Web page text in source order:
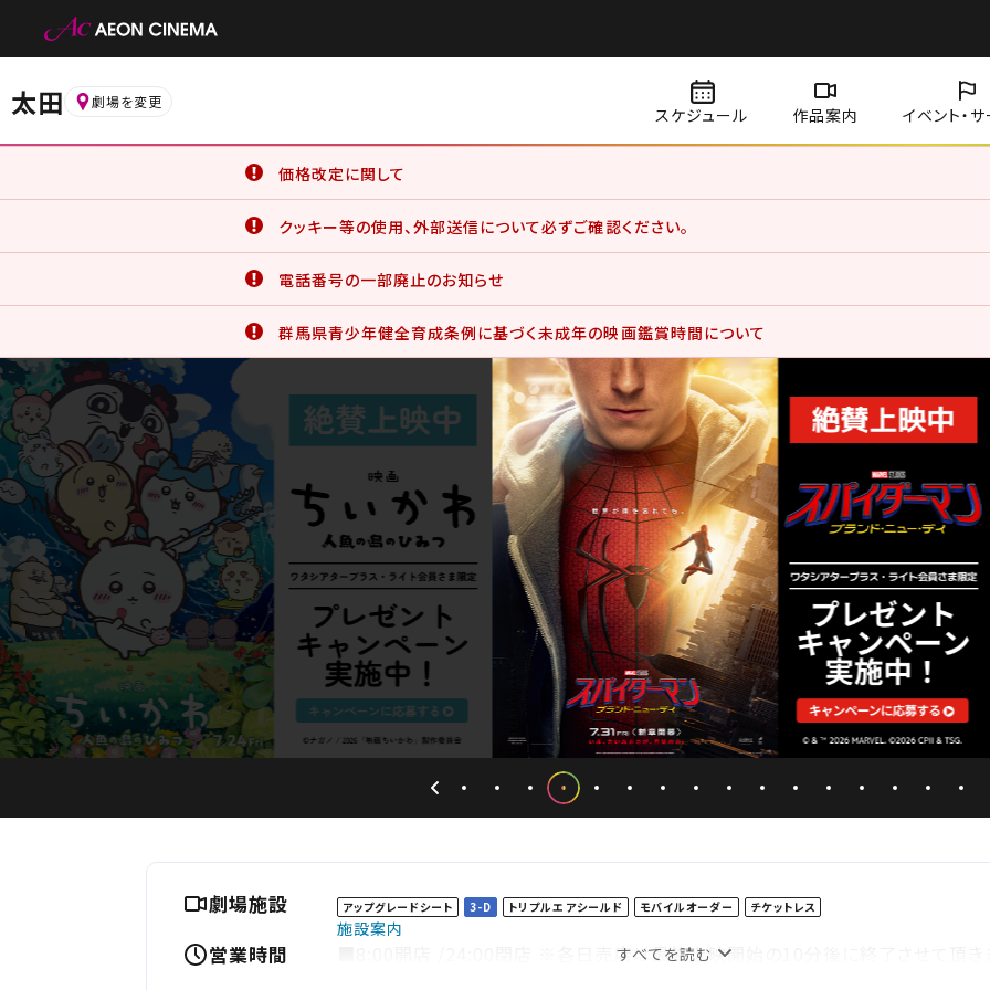
太田 劇場を変更
スケジュール 作品案内 イベント・
価格改定に関して
詳細はこちら
クッキー等の使用、外部送信について必ずご確認ください。
公式アプリでは、サービスの利用状況分析やお客さまの体験を向上させるためにクッキー等を使用していま
クッキー等の使用に同意したことになります。詳しくは、サイトポリシーをご覧ください。
詳細はこちら
電話番号の一部廃止のお知らせ
なお、廃止する電話番号の詳細は下記のとおりとなりますので、ご確認いただけますようお願い申し上げます
お電話でのお問い合わせは 0276‐47‐8277（自動音声案内）へお願い致します。
群馬県青少年健全育成条例に基づく未成年の映画鑑賞時間について
群馬県青少年健全育成条例に基づき、22時以降に終了する作品は18歳未満（高校生以下）の方は保護者
だけませんので予めご了承下さい
劇場施設 アップグレードシート 3-D トリプルエアシールド モバイルオーダー チケットレス
施設案内
営業時間 ■8:00開店 /24:00閉店 ※各日売店は最終上映開始の10分後に終了させて頂き
すべてを読む